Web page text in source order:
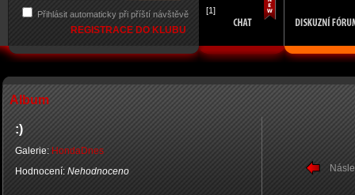
Přihlásit automaticky při příští návštěvě
REGISTRACE DO KLUBU
[1]
Album
:)
Galerie: HondaDnes
Hodnocení: Nehodnoceno